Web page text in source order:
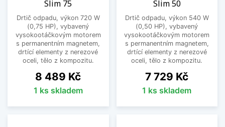
vzniká v komoře drtiče. Drtící elementy jsou
vyrobeny z nerezové oceli, která zaručuje
dlouhou životnost.
Jednoduchá obsluha a čištění
Jednou z obrovských výhod našich drtičů je
jejich jednoduchá obsluha a prakticky žádné
čištění. Spuštění drtiče zvládne i malé dítě,
Slim 75
Drtič odpadu, výkon 720 W
(0,75 HP), vybavený
vysokootáčkovým motorem
s permanentním magnetem,
drtící elementy z nerezové
oceli, tělo z kompozitu.
Cena
8 489 Kč
1 ks skladem
Slim 50
Drtič odpadu, výkon 540 W
(0,50 HP), vybavený
vysokootáčkovým motorem
s permanentním magnetem,
drtící elementy z nerezové
oceli, tělo z kompozitu.
Cena
7 729 Kč
1 ks skladem